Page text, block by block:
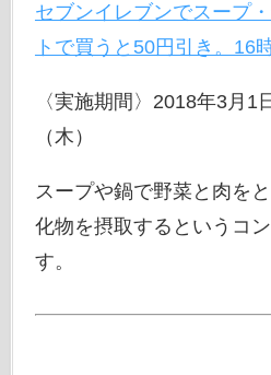
セブンイレブンでスープ
トで買うと50円引き。16
〈実施期間〉2018年3月1
（木）
スープや鍋で野菜と肉を
化物を摂取するというコ
す。